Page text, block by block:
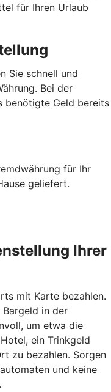
für Ihren Urlaub
Sie schnell und
Bei der
benötigte Geld bereits
für Ihr
geliefert.
Ihrer
mit Karte bezahlen.
Bargeld in der
um etwa die
ein Trinkgeld
zu bezahlen. Sorgen
und keine